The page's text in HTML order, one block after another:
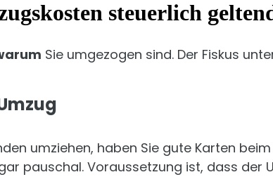
steuerlich
Sie umgezogen sind. Der Fiskus
umziehen, haben Sie gute Karten
pauschal. Voraussetzung ist, dass der